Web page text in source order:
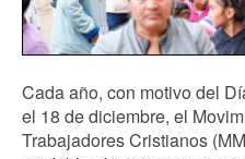
Cada año, con motivo del
el 18 de diciembre, el
Trabajadores Cristianos